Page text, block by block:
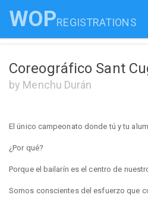
WOPREGISTRATIONS
Coreográfico Sant
by Menchu Durán
El único campeonato donde tú y tu
¿Por qué?
Porque el bailarín es el centro de
Somos conscientes del esfuerzo que